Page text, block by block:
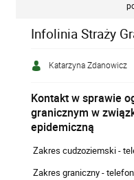
Infolinia Straży
Katarzyna Zdanowicz
Kontakt w sprawie
granicznym w
epidemiczną
Zakres cudzoziemski -
Zakres graniczny -